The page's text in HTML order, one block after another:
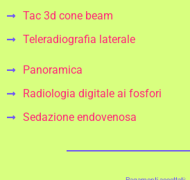
Tac 3d cone beam
Teleradiografia laterale
Panoramica
Radiologia digitale ai fosfori
Sedazione endovenosa